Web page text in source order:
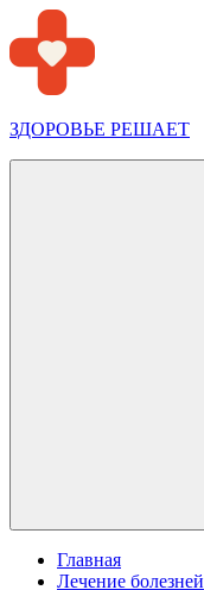
Перейти
к
содержимому
ЗДОРОВЬЕ РЕШАЕТ
Главная
Лечение болезней